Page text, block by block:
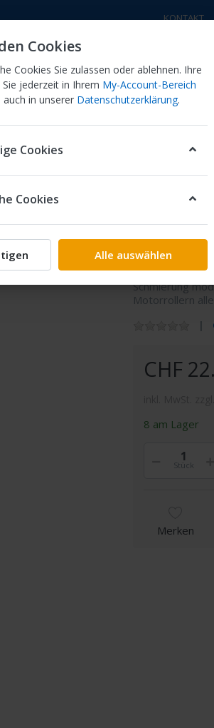
KONTAKT
Syntetic
Schmierung
Motorrollern
CHF
8 am Lager
Stück
Merken
Cookies
Cookies Sie zulassen oder ablehnen. Ihre
jederzeit in Ihrem My-Account-Bereich
in unserer Datenschutzerklärung.
Cookies
Cookies
Alle auswählen